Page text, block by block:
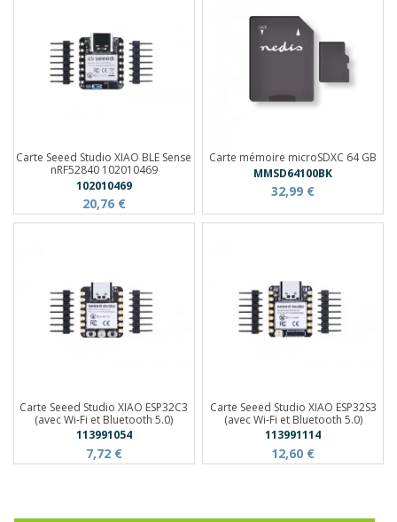
Carte Seeed Studio XIAO BLE Sense
nRF52840 102010469
102010469
20,76 €
Carte mémoire microSDXC 64 GB
MMSD64100BK
32,99 €
Carte Seeed Studio XIAO ESP32C3
(avec Wi-Fi et Bluetooth 5.0)
113991054
7,72 €
Carte Seeed Studio XIAO ESP32S3
(avec Wi-Fi et Bluetooth 5.0)
113991114
12,60 €